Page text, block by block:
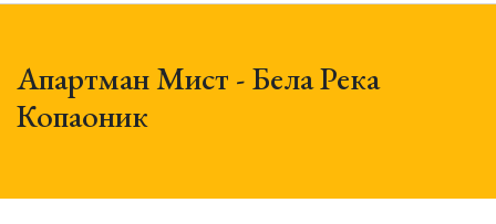
Апартман Мист - Бела Река
Копаоник